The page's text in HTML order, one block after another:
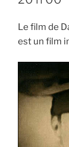
Le film de
est un film